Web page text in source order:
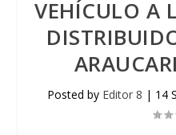
VEHÍCULO A
Posted by Editor 8 | 14